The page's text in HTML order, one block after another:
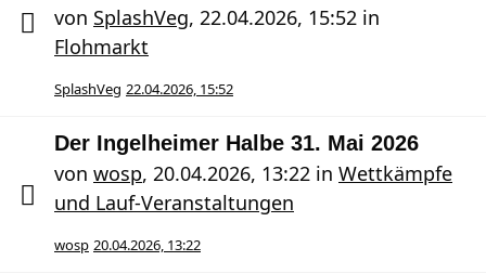
von SplashVeg, 22.04.2026, 15:52 in
Flohmarkt
SplashVeg 22.04.2026, 15:52
Der Ingelheimer Halbe 31. Mai 2026
von wosp, 20.04.2026, 13:22 in Wettkämpfe
und Lauf-Veranstaltungen
wosp 20.04.2026, 13:22